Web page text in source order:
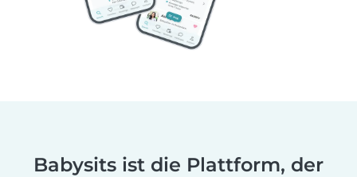
Babysits ist die Plattform, der